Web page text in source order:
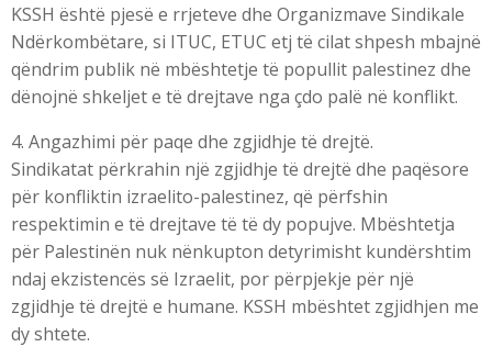
KSSH është pjesë e rrjeteve dhe Organizmave Sindikale
Ndërkombëtare, si ITUC, ETUC etj të cilat shpesh mbajnë
qëndrim publik në mbështetje të popullit palestinez dhe
dënojnë shkeljet e të drejtave nga çdo palë në konflikt.
4. Angazhimi për paqe dhe zgjidhje të drejtë.
Sindikatat përkrahin një zgjidhje të drejtë dhe paqësore
për konfliktin izraelito-palestinez, që përfshin
respektimin e të drejtave të të dy popujve. Mbështetja
për Palestinën nuk nënkupton detyrimisht kundërshtim
ndaj ekzistencës së Izraelit, por përpjekje për një
zgjidhje të drejtë e humane. KSSH mbështet zgjidhjen me
dy shtete.